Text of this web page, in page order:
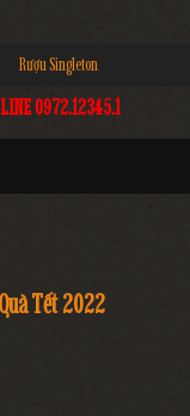
Rượu Singleton
0972.12345.1
Tết 2022